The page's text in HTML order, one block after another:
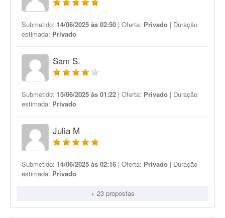
Submetido: 14/06/2025 às 02:50 | Oferta: Privado | Duração
estimada: Privado
Sam S.
Submetido: 15/06/2025 às 01:22 | Oferta: Privado | Duração
estimada: Privado
Julia M
Submetido: 14/06/2025 às 02:16 | Oferta: Privado | Duração
estimada: Privado
+ 23 propostas